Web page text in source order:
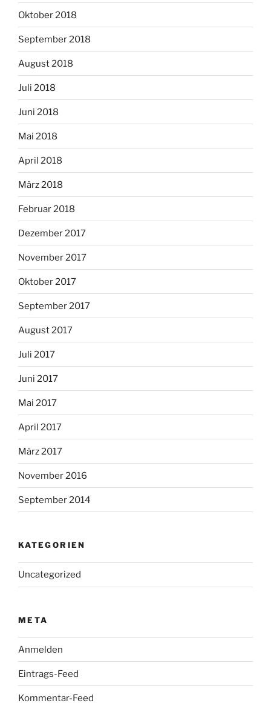
Oktober 2018
September 2018
August 2018
Juli 2018
Juni 2018
Mai 2018
April 2018
März 2018
Februar 2018
Dezember 2017
November 2017
Oktober 2017
September 2017
August 2017
Juli 2017
Juni 2017
Mai 2017
April 2017
März 2017
November 2016
September 2014
KATEGORIEN
Uncategorized
META
Anmelden
Eintrags-Feed
Kommentar-Feed